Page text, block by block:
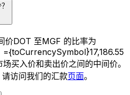
价DOT 至MGF 的比率为
买入价和卖出价之间的中间价。
访问我们的汇款页面。